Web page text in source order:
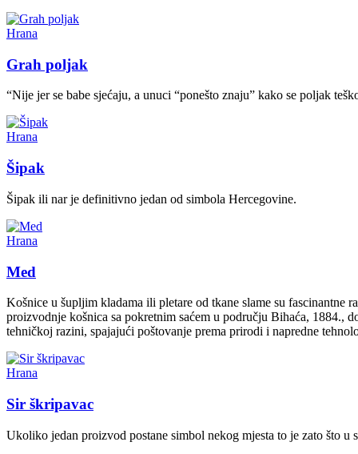
Hrana
Grah poljak
“Nije jer se babe sjećaju, a unuci “ponešto znaju” kako se poljak
Hrana
Šipak
Šipak ili nar je definitivno jedan od simbola Hercegovine.
Hrana
Med
Košnice u šupljim kladama ili pletare od tkane slame su
proizvodnje košnica sa pokretnim saćem u području Bihaća, 1884.,
tehničkoj razini, spajajući poštovanje prema prirodi i napredne
Hrana
Sir škripavac
Ukoliko jedan proizvod postane simbol nekog mjesta to je zato što